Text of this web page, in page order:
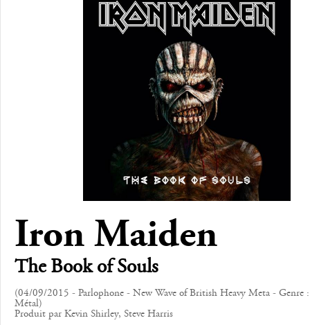
Iron Maiden
The Book of Souls
(04/09/2015 - Parlophone - New Wave of British Heavy Meta - Genre
Métal)
Produit par Kevin Shirley, Steve Harris